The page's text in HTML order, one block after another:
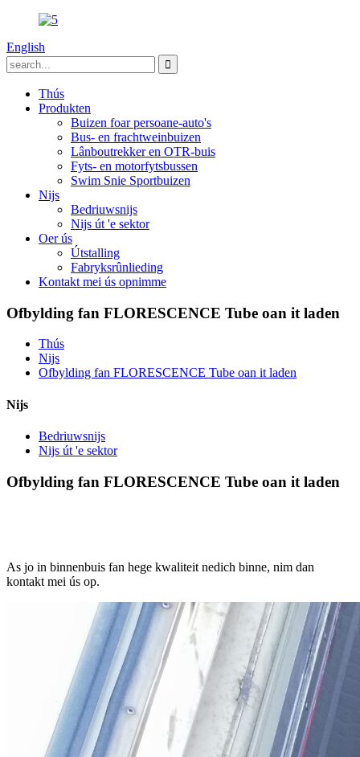
English
Thús
Produkten
Buizen foar persoane-auto's
Bus- en frachtweinbuizen
Lânboutrekker en OTR-buis
Fyts- en motorfytsbussen
Swim Snie Sportbuizen
Nijs
Bedriuwsnijs
Nijs út 'e sektor
Oer ús
Útstalling
Fabryksrûnlieding
Kontakt mei ús opnimme
Ofbylding fan FLORESCENCE Tube oan it laden
Thús
Nijs
Ofbylding fan FLORESCENCE Tube oan it laden
Nijs
Bedriuwsnijs
Nijs út 'e sektor
Ofbylding fan FLORESCENCE Tube oan it laden
As jo in binnenbuis fan hege kwaliteit nedich binne, nim dan
kontakt mei ús op.